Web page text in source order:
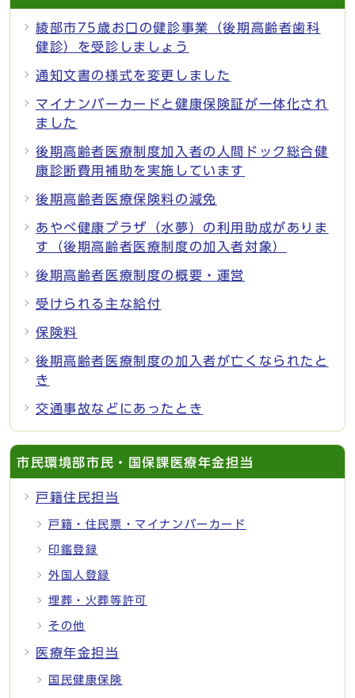
綾部市75歳お口の健診事業（後期高齢者歯科
健診）を受診しましょう
通知文書の様式を変更しました
マイナンバーカードと健康保険証が一体化され
ました
後期高齢者医療制度加入者の人間ドック総合健
康診断費用補助を実施しています
後期高齢者医療保険料の減免
あやべ健康プラザ（水夢）の利用助成がありま
す（後期高齢者医療制度の加入者対象）
後期高齢者医療制度の概要・運営
受けられる主な給付
保険料
後期高齢者医療制度の加入者が亡くなられたと
き
交通事故などにあったとき
市民環境部市民・国保課医療年金担当
戸籍住民担当
戸籍・住民票・マイナンバーカード
印鑑登録
外国人登録
埋葬・火葬等許可
その他
医療年金担当
国民健康保険